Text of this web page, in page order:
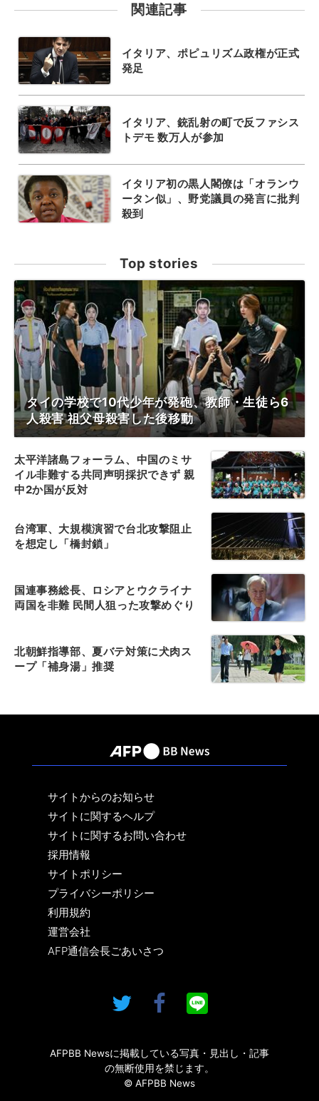
関連記事
イタリア、ポピュリズム政権が正式
発足
イタリア、銃乱射の町で反ファシス
トデモ 数万人が参加
イタリア初の黒人閣僚は「オランウ
ータン似」、野党議員の発言に批判
殺到
Top stories
タイの学校で10代少年が発砲、教師・生徒ら6
人殺害 祖父母殺害した後移動
太平洋諸島フォーラム、中国のミサ
イル非難する共同声明採択できず 親
中2か国が反対
台湾軍、大規模演習で台北攻撃阻止
を想定し「橋封鎖」
国連事務総長、ロシアとウクライナ
両国を非難 民間人狙った攻撃めぐり
北朝鮮指導部、夏バテ対策に犬肉ス
ープ「補身湯」推奨
サイトからのお知らせ
サイトに関するヘルプ
サイトに関するお問い合わせ
採用情報
サイトポリシー
プライバシーポリシー
利用規約
運営会社
AFP通信会長ごあいさつ
AFPBB Newsに掲載している写真・見出し・記事
の無断使用を禁じます。
© AFPBB News